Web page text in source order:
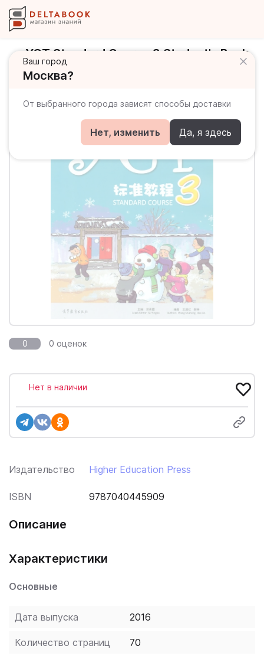
Ваш город
Москва?
От выбранного города зависят способы доставки
Нет, изменить Да, я здесь
YCT Standard Course 3 Student's Book
/ Учебник
0 0 оценок
Издательство Higher Education Press
ISBN 9787040445909
Нет в наличии
Описание
Характеристики
Основные
Дата выпуска 2016
Количество страниц 70